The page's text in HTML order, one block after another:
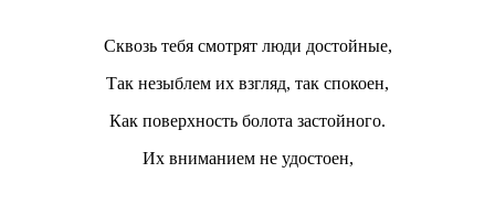
Сквозь тебя смотрят люди достойные,
Так незыблем их взгляд, так спокоен,
Как поверхность болота застойного.
Их вниманием не удостоен,